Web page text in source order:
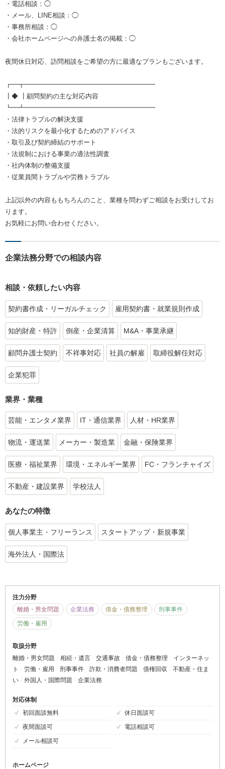
・電話相談：◯
・メール、LINE相談：◯
・事務所相談：◯
・会社ホームページへの弁護士名の掲載：◯
夜間休日対応、訪問相談をご希望の方に最適なプランもございます。
┏━┳━━━━━━━━━━━━━━━━━━━━
┃◆ ┃顧問契約の主な対応内容
┗━┻━━━━━━━━━━━━━━━━━━━━
・法律トラブルの解決支援
・法的リスクを最小化するためのアドバイス
・取引及び契約締結のサポート
・法規制における事業の適法性調査
・社内体制の整備支援
・従業員間トラブルや労務トラブル
上記以外の内容ももちろんのこと、業種を問わずご相談をお受けしてお
ります。
お気軽にお問い合わせください。
企業法務分野での相談内容
相談・依頼したい内容
契約書作成・リーガルチェック 雇用契約書・就業規則作成
知的財産・特許 倒産・企業清算 M&A・事業承継
顧問弁護士契約 不祥事対応 社員の解雇 取締役解任対応
企業犯罪
業界・業種
芸能・エンタメ業界 IT・通信業界 人材・HR業界
物流・運送業 メーカー・製造業 金融・保険業界
医療・福祉業界 環境・エネルギー業界 FC・フランチャイズ
不動産・建設業界 学校法人
あなたの特徴
個人事業主・フリーランス スタートアップ・新規事業
海外法人・国際法
注力分野
離婚・男女問題
企業法務 借金・債務整理
刑事事件
労働・雇用
取扱分野
離婚・男女問題
相続・遺言 交通事故 借金・債務整理
インターネッ
ト
労働・雇用 刑事事件 詐欺・消費者問題 債権回収
不動産・住ま
い
外国人・国際問題 企業法務
対応体制
初回面談無料
休日面談可
夜間面談可
電話相談可
メール相談可
ホームページ